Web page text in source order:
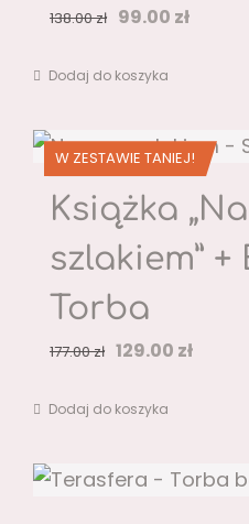
138.00zł Pierwotna
wynosiła:
99.00 zł
Dodaj do koszyka
W ZESTAWIE TANIEJ!
Książka
szlakiem” +
Torba
177.00zł Pierwotna
wynosiła:
129.00 zł
Dodaj do koszyka